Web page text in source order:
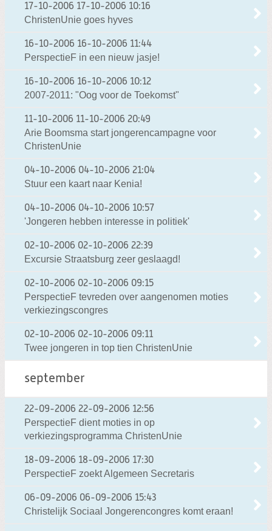
17-10-2006 17-10-2006 10:16
ChristenUnie goes hyves
16-10-2006 16-10-2006 11:44
PerspectieF in een nieuw jasje!
16-10-2006 16-10-2006 10:12
2007-2011: "Oog voor de Toekomst"
11-10-2006 11-10-2006 20:49
Arie Boomsma start jongerencampagne voor
ChristenUnie
04-10-2006 04-10-2006 21:04
Stuur een kaart naar Kenia!
04-10-2006 04-10-2006 10:57
'Jongeren hebben interesse in politiek'
02-10-2006 02-10-2006 22:39
Excursie Straatsburg zeer geslaagd!
02-10-2006 02-10-2006 09:15
PerspectieF tevreden over aangenomen moties
verkiezingscongres
02-10-2006 02-10-2006 09:11
Twee jongeren in top tien ChristenUnie
september
22-09-2006 22-09-2006 12:56
PerspectieF dient moties in op
verkiezingsprogramma ChristenUnie
18-09-2006 18-09-2006 17:30
PerspectieF zoekt Algemeen Secretaris
06-09-2006 06-09-2006 15:43
Christelijk Sociaal Jongerencongres komt eraan!